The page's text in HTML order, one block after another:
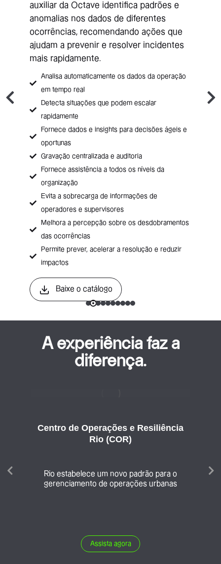
auxiliar da Octave identifica padrões e
anomalias nos dados de diferentes
ocorrências, recomendando ações que
ajudam a prevenir e resolver incidentes
mais rapidamente.
Analisa automaticamente os dados da operação
em tempo real
Detecta situações que podem escalar
rapidamente
Fornece dados e insights para decisões ágeis e
oportunas
Gravação centralizada e auditoria
Fornece assistência a todos os níveis da
organização
Evita a sobrecarga de informações de
operadores e supervisores
Melhora a percepção sobre os desdobramentos
das ocorrências
Permite prever, acelerar a resolução e reduzir
impactos
Baixe o catálogo
A experiência faz a
diferença.
Centro de Operações e Resiliência
Rio (COR)
Rio estabelece um novo padrão para o
gerenciamento de operações urbanas
Assista agora